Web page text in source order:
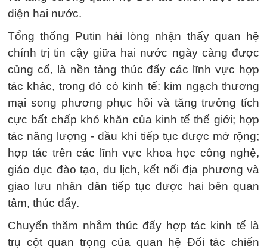
diện hai nước.
Tổng thống Putin hài lòng nhận thấy quan hệ
chính trị tin cậy giữa hai nước ngày càng được
củng cố, là nền tảng thúc đẩy các lĩnh vực hợp
tác khác, trong đó có kinh tế: kim ngạch thương
mại song phương phục hồi và tăng trưởng tích
cực bất chấp khó khăn của kinh tế thế giới; hợp
tác năng lượng - dầu khí tiếp tục được mở rộng;
hợp tác trên các lĩnh vực khoa học công nghệ,
giáo dục đào tạo, du lịch, kết nối địa phương và
giao lưu nhân dân tiếp tục được hai bên quan
tâm, thúc đẩy.
Chuyến thăm nhằm thúc đẩy hợp tác kinh tế là
trụ cột quan trọng của quan hệ Đối tác chiến